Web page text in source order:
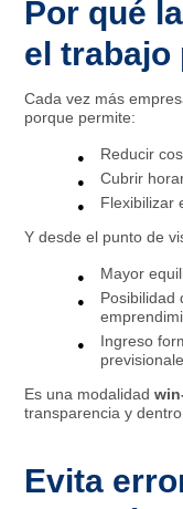
Por qué
el trabajo
Cada vez más
porque permite:
Reducir
Cubrir
Flexibilizar
Y desde el punto de
Mayor
Posibilidad
Ingreso
Es una modalidad
transparencia y
Evita